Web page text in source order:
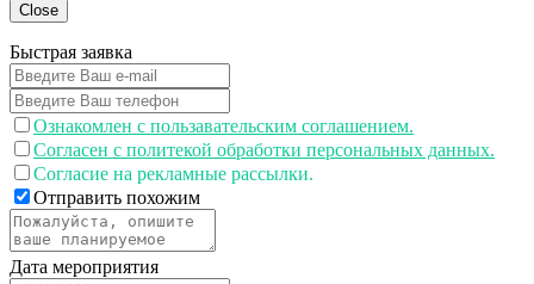
Close
Быстрая заявка
Ознакомлен с пользавательским соглашением.
Согласен с политекой обработки персональных данных.
Согласие на рекламные рассылки.
Отправить похожим
Дата мероприятия